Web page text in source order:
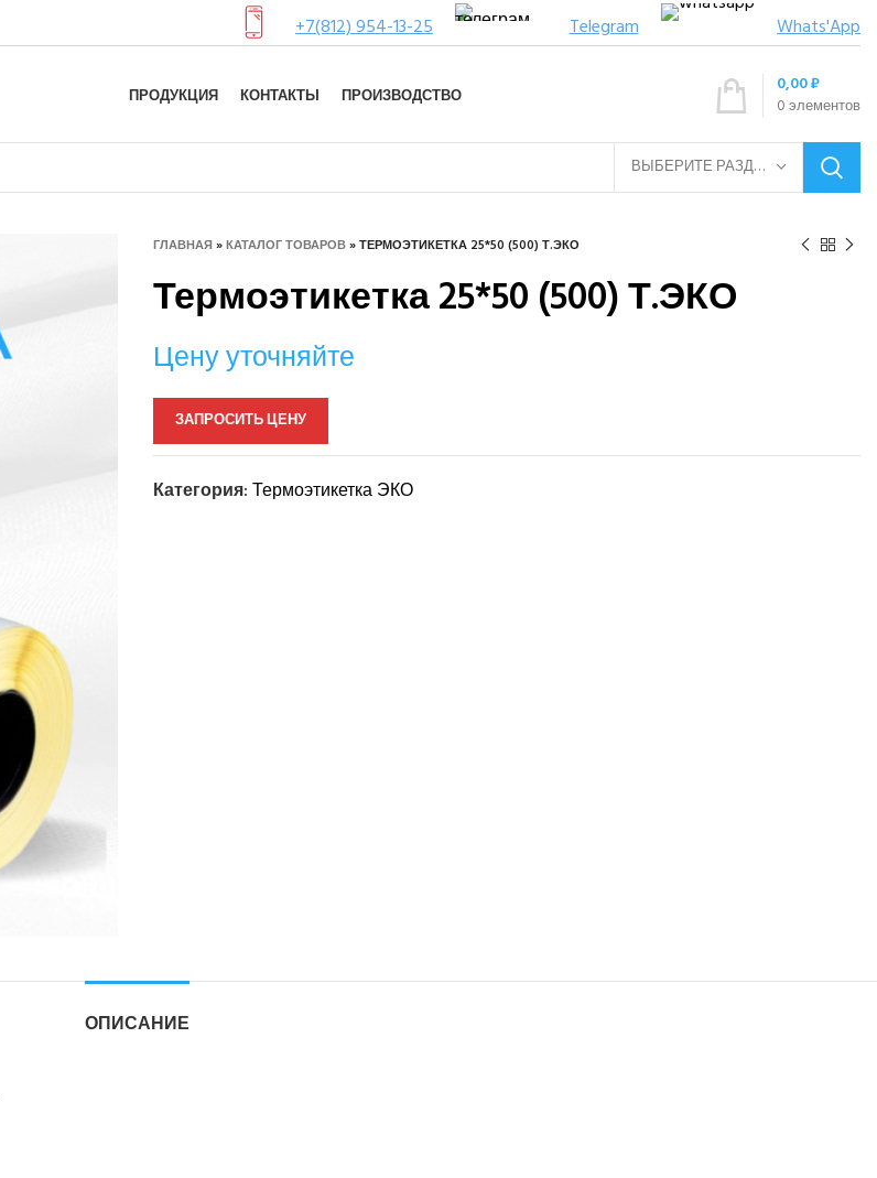
+7(812) 954-13-25 Telegram Whats'App
ПРОДУКЦИЯ КОНТАКТЫ ПРОИЗВОДСТВО 0элементов
0,00₽
ВЫБЕРИТЕ РАЗДЕЛ
ГЛАВНАЯ»КАТАЛОГ ТОВАРОВ»ТЕРМОЭТИКЕТКА 25*50 (500) Т.ЭКО
Термоэтикетка 25*50 (500) Т.ЭКО
Цену уточняйте
ЗАПРОСИТЬ ЦЕНУ
Категория:Термоэтикетка ЭКО
ОПИСАНИЕ